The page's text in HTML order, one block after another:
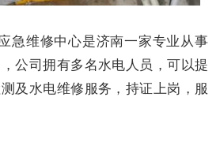
急维修中心是济南一家专业从事
公司拥有多名水电人员，可以提
及水电维修服务，持证上岗，服